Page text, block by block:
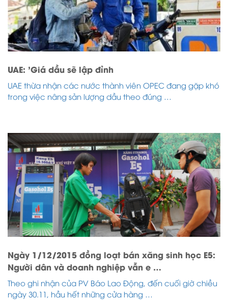
UAE: 'Giá dầu sẽ lập đỉnh
UAE thừa nhận các nước thành viên OPEC đang gặp khó
trong việc nâng sản lượng dầu theo đúng …
Ngày 1/12/2015 đồng loạt bán xăng sinh học E5:
Người dân và doanh nghiệp vẫn e …
Theo ghi nhận của PV Báo Lao Động, đến cuối giờ chiều
ngày 30.11, hầu hết những cửa hàng …